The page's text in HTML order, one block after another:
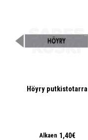
Höyry putkistotarra
Alkaen 1,40€